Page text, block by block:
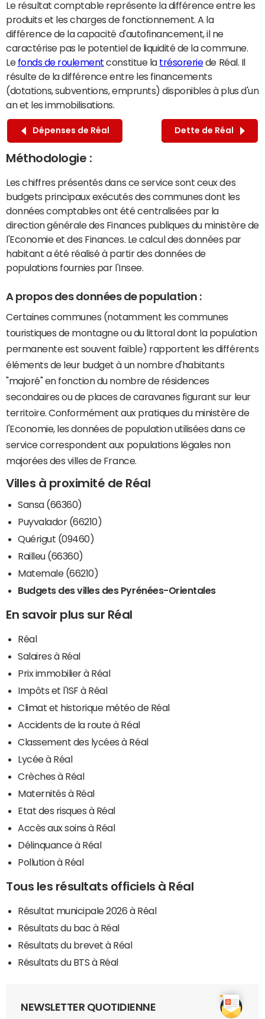
Le résultat comptable représente la différence entre les
produits et les charges de fonctionnement. A la
différence de la capacité d'autofinancement, il ne
caractérise pas le potentiel de liquidité de la commune.
Le fonds de roulement constitue la trésoreriede Réal. Il
résulte de la différence entre les financements
(dotations, subventions, emprunts) disponibles à plus d'un
an et les immobilisations.
Dépenses de Réal Dette de Réal
Méthodologie :
Les chiffres présentés dans ce service sont ceux des
budgets principaux exécutés des communes dont les
données comptables ont été centralisées par la
direction générale des Finances publiques du ministère de
l'Economie et des Finances. Le calcul des données par
habitant a été réalisé à partir des données de
populations fournies par l'Insee.
A propos des données de population :
Certaines communes (notamment les communes
touristiques de montagne ou du littoral dont la population
permanente est souvent faible) rapportent les différents
éléments de leur budget à un nombre d'habitants
"majoré" en fonction du nombre de résidences
secondaires ou de places de caravanes figurant sur leur
territoire. Conformément aux pratiques du ministère de
l'Economie, les données de population utilisées dans ce
service correspondent aux populations légales non
majorées des villes de France.
Villes à proximité de Réal
Sansa (66360)
Puyvalador (66210)
Quérigut (09460)
Railleu (66360)
Matemale (66210)
Budgets des villes des Pyrénées-Orientales
En savoir plus sur Réal
Réal
Salaires à Réal
Prix immobilier à Réal
Impôts et l'ISF à Réal
Climat et historique météo de Réal
Accidents de la route à Réal
Classement des lycées à Réal
Lycée à Réal
Crèches à Réal
Maternités à Réal
Etat des risques à Réal
Accès aux soins à Réal
Délinquance à Réal
Pollution à Réal
Tous les résultats officiels à Réal
Résultat municipale 2026 à Réal
Résultats du bac à Réal
Résultats du brevet à Réal
Résultats du BTS à Réal
NEWSLETTER QUOTIDIENNE